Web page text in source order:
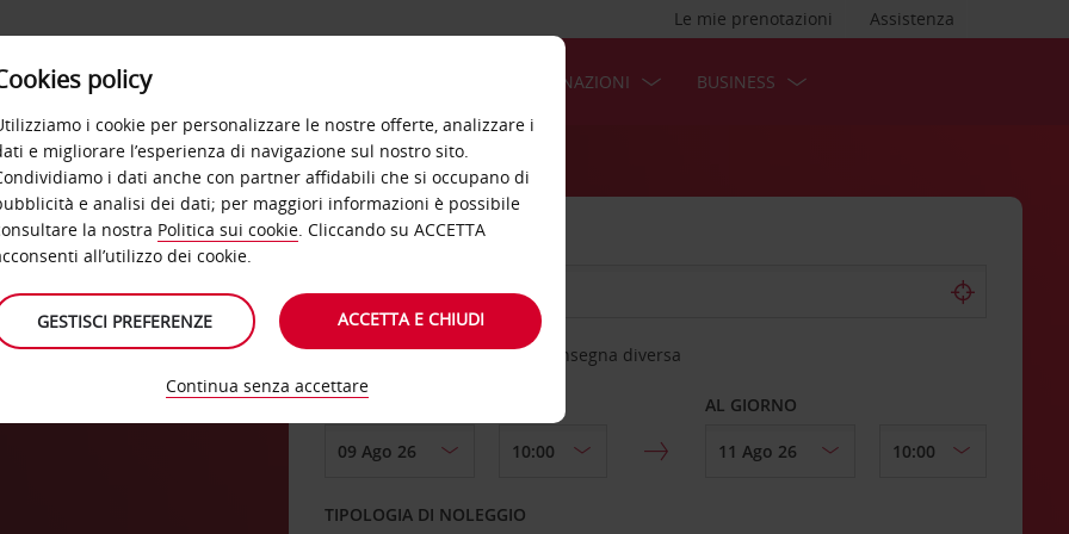
Assistenza
Le mie prenotazioni
OFFERTE DESTINAZIONI BUSINESS
Scegli una località di riconsegna diversa
DAL GIORNO AL GIORNO
TIPOLOGIA DI NOLEGGIO
policy
i cookie per personalizzare le nostre offerte, analizzare i
e migliorare l’esperienza di navigazione sul nostro sito.
i dati anche con partner affidabili che si occupano di
e analisi dei dati; per maggiori informazioni è possibile
la nostra Politica sui cookie. Cliccando su ACCETTA
all’utilizzo dei cookie.
GESTISCI PREFERENZE ACCETTA E CHIUDI
Continua senza accettare